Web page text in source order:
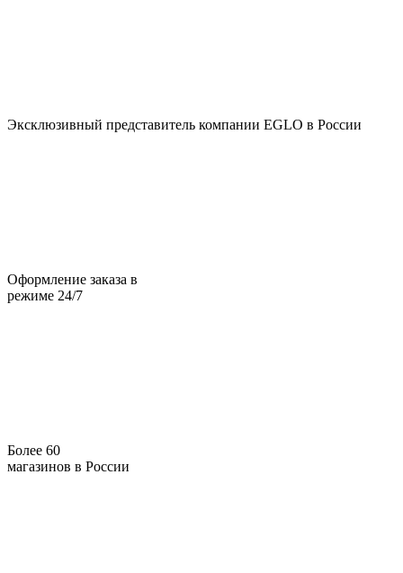
Эксклюзивный представитель компании EGLO в России
Оформление заказа в
режиме 24/7
Более 60
магазинов в России